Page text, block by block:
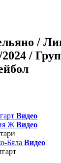
/
/
Видео
Ж Видео
Бяла Видео